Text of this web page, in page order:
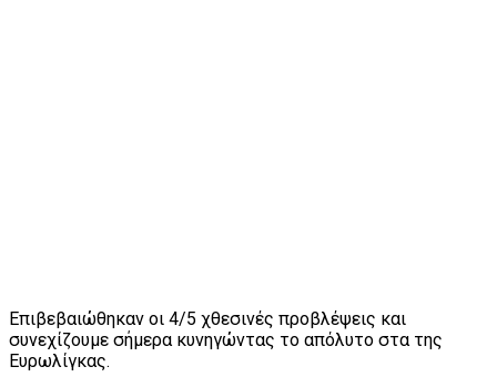
Επιβεβαιώθηκαν οι 4/5 χθεσινές προβλέψεις και
συνεχίζουμε σήμερα κυνηγώντας το απόλυτο στα της
Ευρωλίγκας.